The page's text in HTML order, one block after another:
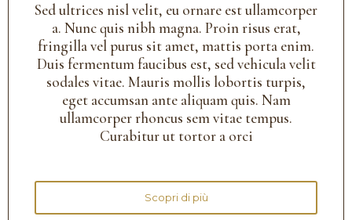
Sed ultrices nisl velit, eu ornare est ullamcorper
a. Nunc quis nibh magna. Proin risus erat,
fringilla vel purus sit amet, mattis porta enim.
Duis fermentum faucibus est, sed vehicula velit
sodales vitae. Mauris mollis lobortis turpis,
eget accumsan ante aliquam quis. Nam
ullamcorper rhoncus sem vitae tempus.
Curabitur ut tortor a orci
Scopri di più